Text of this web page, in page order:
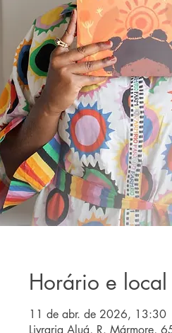
Horário e local
11 de abr. de 2026, 13:30